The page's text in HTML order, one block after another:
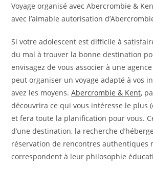
Voyage organisé avec Abercrombie &
avec l’aimable autorisation
Si votre adolescent est difficile à
du mal à trouver la bonne destination
envisagez de vous associer à une
peut organiser un voyage adapté à vos
avez les moyens.Abercrombie & Kent,
découvrira ce qui vous intéresse le plus
et fera toute la planification pour vous.
d’une destination, la recherche
réservation de rencontres authentiques
correspondent à leur philosophie